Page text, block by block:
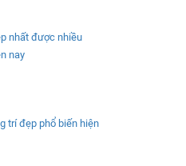
nhất được nhiều
nay
trí đẹp phổ biến hiện